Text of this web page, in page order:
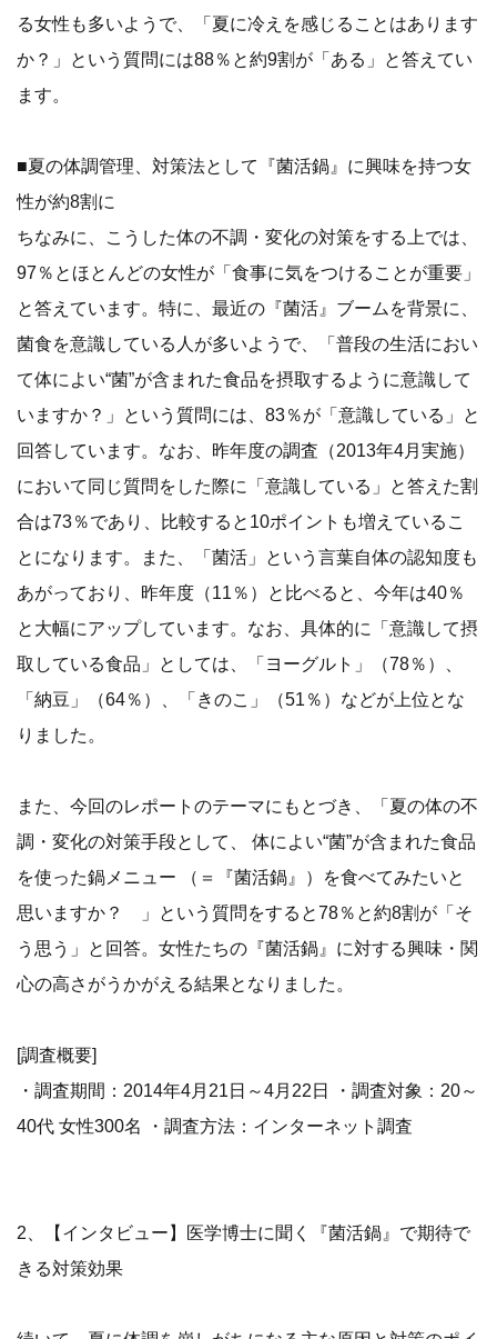
る女性も多いようで、「夏に冷えを感じることはあります
か？」という質問には88％と約9割が「ある」と答えてい
ます。
■夏の体調管理、対策法として『菌活鍋』に興味を持つ女
性が約8割に
ちなみに、こうした体の不調・変化の対策をする上では、
97％とほとんどの女性が「食事に気をつけることが重要」
と答えています。特に、最近の『菌活』ブームを背景に、
菌食を意識している人が多いようで、「普段の生活におい
て体によい“菌”が含まれた食品を摂取するように意識して
いますか？」という質問には、83％が「意識している」と
回答しています。なお、昨年度の調査（2013年4月実施）
において同じ質問をした際に「意識している」と答えた割
合は73％であり、比較すると10ポイントも増えているこ
とになります。また、「菌活」という言葉自体の認知度も
あがっており、昨年度（11％）と比べると、今年は40％
と大幅にアップしています。なお、具体的に「意識して摂
取している食品」としては、「ヨーグルト」（78％）、
「納豆」（64％）、「きのこ」（51％）などが上位とな
りました。
また、今回のレポートのテーマにもとづき、「夏の体の不
調・変化の対策手段として、 体によい“菌”が含まれた食品
を使った鍋メニュー （＝『菌活鍋』）を食べてみたいと
思いますか？ 」という質問をすると78％と約8割が「そ
う思う」と回答。女性たちの『菌活鍋』に対する興味・関
心の高さがうかがえる結果となりました。
[調査概要]
・調査期間：2014年4月21日～4月22日 ・調査対象：20～
40代 女性300名 ・調査方法：インターネット調査
2、【インタビュー】医学博士に聞く『菌活鍋』で期待で
きる対策効果